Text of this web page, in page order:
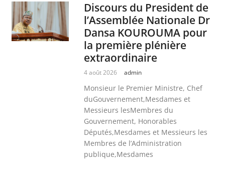
Discours du President de
l’Assemblée Nationale Dr
Dansa KOUROUMA pour
la première plénière
extraordinaire
4 août 2026 admin
Monsieur le Premier Ministre, Chef
duGouvernement,Mesdames et
Messieurs lesMembres du
Gouvernement, Honorables
Députés,Mesdames et Messieurs les
Membres de l’Administration
publique,Mesdames